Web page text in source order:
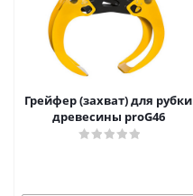
Грейфер (захват) для рубки
древесины proG46